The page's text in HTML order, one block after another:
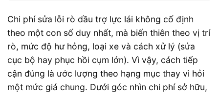
Chi phí sửa lỗi rò dầu trợ lực lái không cố định
theo một con số duy nhất, mà biến thiên theo vị trí
rò, mức độ hư hỏng, loại xe và cách xử lý (sửa
cục bộ hay phục hồi cụm lớn). Vì vậy, cách tiếp
cận đúng là ước lượng theo hạng mục thay vì hỏi
một mức giá chung. Dưới góc nhìn chi phí sở hữu,